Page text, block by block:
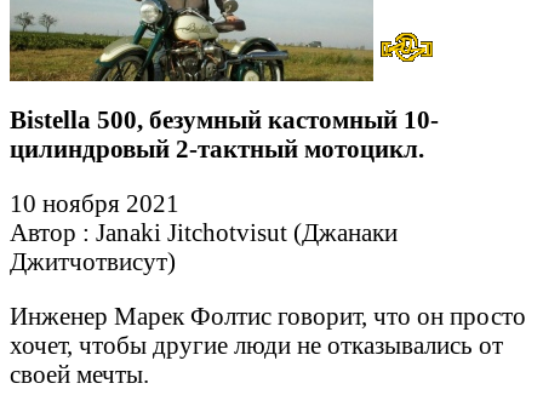
Bistella 500, безумный кастомный 10-
цилиндровый 2-тактный мотоцикл.
10 ноября 2021
Автор : Janaki Jitchotvisut (Джанаки
Джитчотвисут)
Инженер Марек Фолтис говорит, что он просто
хочет, чтобы другие люди не отказывались от
своей мечты.